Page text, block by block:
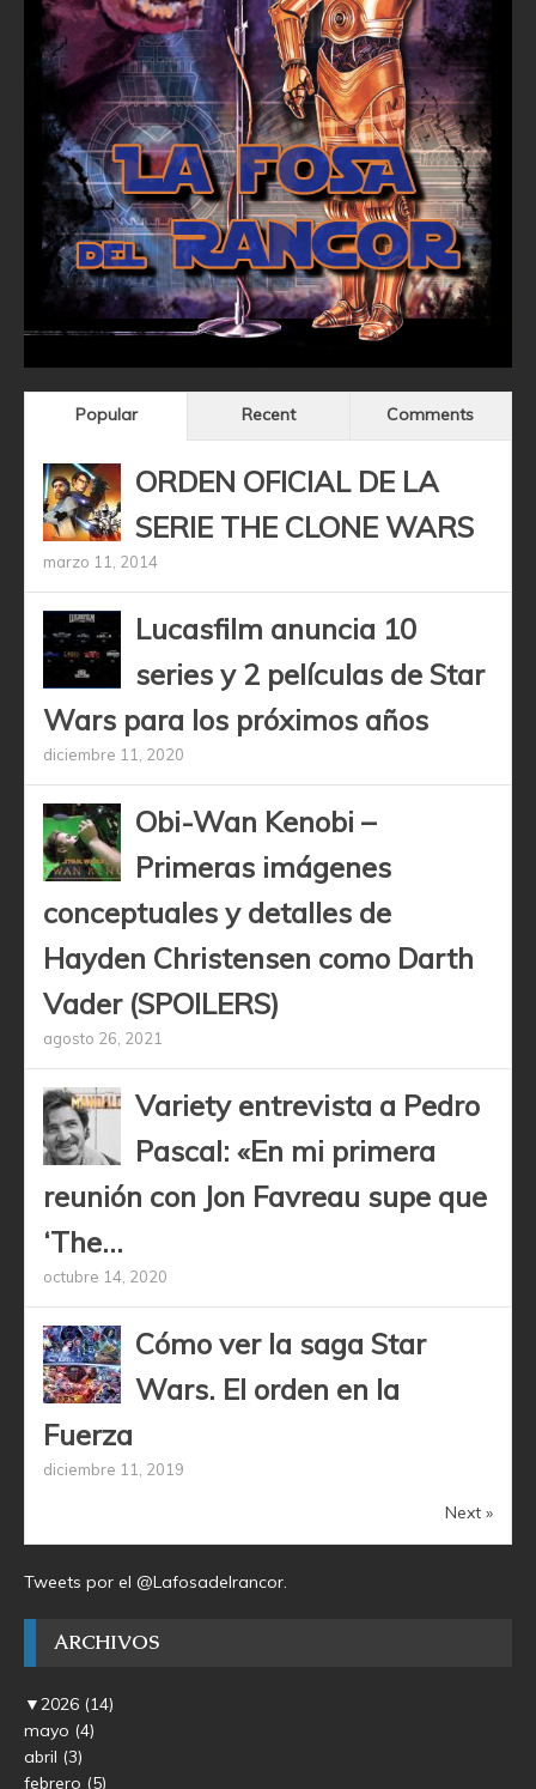
Popular Recent Comments
ORDEN OFICIAL DE LA
SERIE THE CLONE WARS
marzo 11, 2014
Lucasfilm anuncia 10
series y 2 películas de Star
Wars para los próximos años
diciembre 11, 2020
Obi-Wan Kenobi –
Primeras imágenes
conceptuales y detalles de
Hayden Christensen como Darth
Vader (SPOILERS)
agosto 26, 2021
Variety entrevista a Pedro
Pascal: «En mi primera
reunión con Jon Favreau supe que
‘The...
octubre 14, 2020
Cómo ver la saga Star
Wars. El orden en la
Fuerza
diciembre 11, 2019
Next »
Tweets por el @Lafosadelrancor.
ARCHIVOS
▼2026 (14)
mayo (4)
abril (3)
febrero (5)